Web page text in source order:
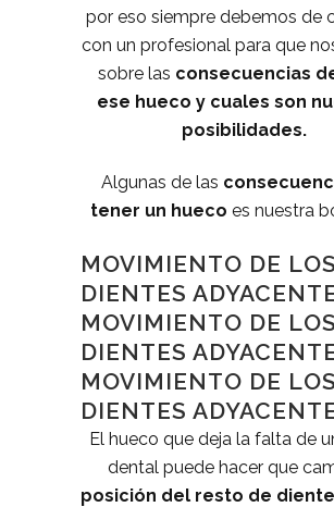
por eso siempre debemos de
con un profesional para que
sobre las consecuencias
ese hueco y cuales son
posibilidades.
Algunas de las
tener un hueco es nuestra
MOVIMIENTO DE LOS
DIENTES
MOVIMIENTO DE LOS
DIENTES
MOVIMIENTO DE LOS
DIENTES
El hueco que deja la falta de
dental puede hacer que
posición del resto de